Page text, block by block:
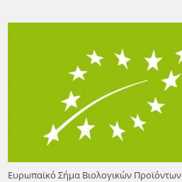
Ευρωπαϊκό Σήμα Βιολογικών Προϊόντων